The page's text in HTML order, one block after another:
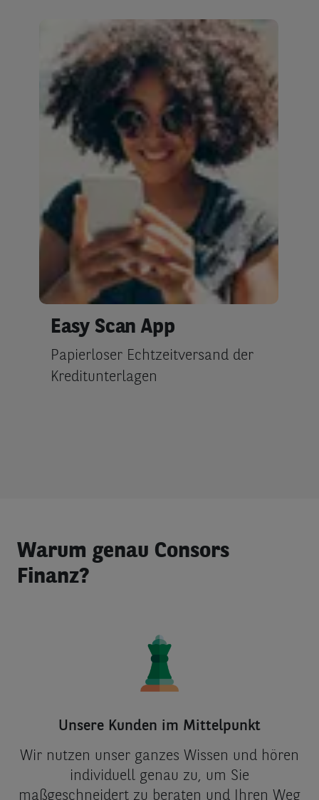
Easy Scan App
Papierloser Echtzeitversand der
Kreditunterlagen
Warum genau Consors
Finanz?
Unsere Kunden im Mittelpunkt
Wir nutzen unser ganzes Wissen und hören
individuell genau zu, um Sie
maßgeschneidert zu beraten und Ihren Weg